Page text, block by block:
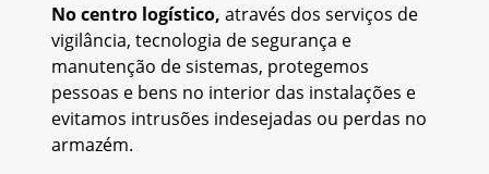
No centro logístico, através dos serviços de
vigilância, tecnologia de segurança e
manutenção de sistemas, protegemos
pessoas e bens no interior das instalações e
evitamos intrusões indesejadas ou perdas no
armazém.